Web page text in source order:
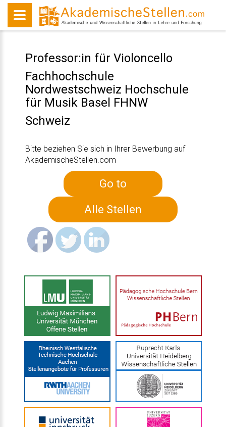
Professor:in für Violoncello
Fachhochschule
Nordwestschweiz Hochschule
für Musik Basel FHNW
Schweiz
Bitte beziehen Sie sich in Ihrer Bewerbung auf
AkademischeStellen.com
Go to
Alle Stellen